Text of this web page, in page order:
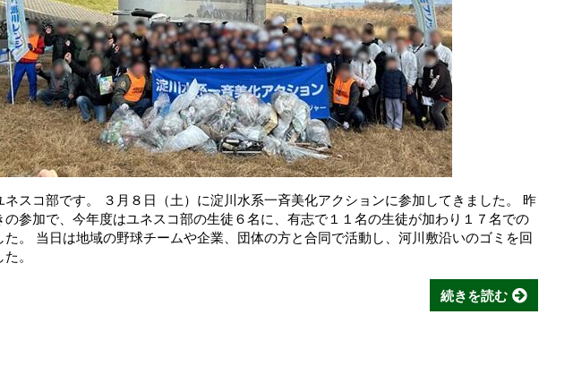
ネスコ部です。 ３月８日（土）に淀川水系一斉美化アクションに参加してきました。 昨
の参加で、今年度はユネスコ部の生徒６名に、有志で１１名の生徒が加わり１７名での
た。 当日は地域の野球チームや企業、団体の方と合同で活動し、河川敷沿いのゴミを回
。
続きを読む